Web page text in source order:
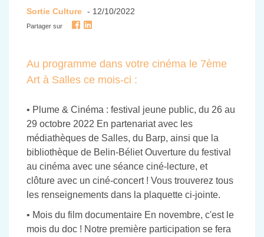
Sortie Culture - 12/10/2022
Partager sur
Au programme dans votre cinéma le 7ème
Art à Salles ce mois-ci :
• Plume & Cinéma : festival jeune public, du 26 au
29 octobre 2022 En partenariat avec les
médiathèques de Salles, du Barp, ainsi que la
bibliothèque de Belin-Béliet Ouverture du festival
au cinéma avec une séance ciné-lecture, et
clôture avec un ciné-concert ! Vous trouverez tous
les renseignements dans la plaquette ci-jointe.
• Mois du film documentaire En novembre, c'est le
mois du doc ! Notre première participation se fera